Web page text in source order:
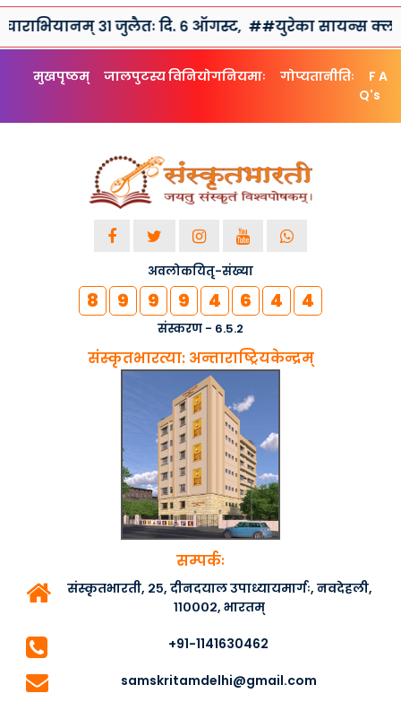
३१ जुलैतः दि. ६ ऑगस्ट,##युरेका सायन्स क्लब तथा
मुखपृष्ठम् जालपुटस्य विनियोगनियमाः गोप्यतानीतिः
F A
Q's
अवलोकयितृ-संख्या
8 9 9 9 4 6 4 4
संस्करण - 6.5.2
संस्कृतभारत्या: अन्ताराष्ट्रियकेन्द्रम्
सम्पर्कः
संस्कृतभारती, २५, दीनदयाल उपाध्यायमार्गः, नवदेहली,
११०००२, भारतम्
+91-1141630462
samskritamdelhi@gmail.com